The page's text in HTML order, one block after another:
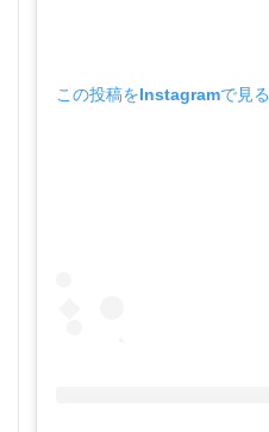
この投稿をInstagramで見る